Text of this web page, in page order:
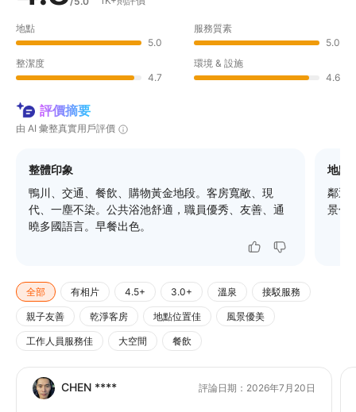
地點
5.0
服務質素
5.0
整潔度
4.7
環境 & 設施
4.6
評價摘要
由 AI 彙整真實用戶評價
整體印象
鴨川、交通、餐飲、購物黃金地段。客房寬敞、現
代、一塵不染。公共浴池舒適，職員優秀、友善、通
曉多國語言。早餐出色。
地點
鄰近
景色
全部 有相片 4.5+ 3.0+ 溫泉 接駁服務
親子友善 乾淨客房 地點位置佳 風景優美
工作人員服務佳 大空間 餐飲
CHEN **** 評論日期：2026年7月20日